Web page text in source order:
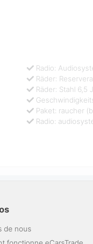
Radio:
Räder:
Räder: Stahl 6,5
Paket: raucher
Radio:
de nous